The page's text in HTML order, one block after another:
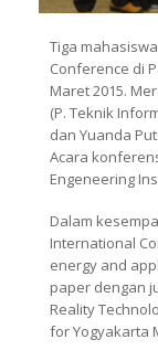
Tiga
Conference di
Maret 2015.
(P. Teknik
dan Yuanda
Acara
Engeneering
Dalam
International
energy and
paper dengan
Reality
for Yogyakarta